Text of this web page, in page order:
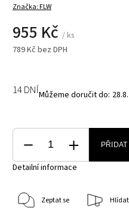
Značka:FLW
955 Kč / ks
789 Kč bez DPH
14 DNÍMůžeme doručit do:
Detailní informace
Zeptat se Hlídat